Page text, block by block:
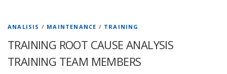
ANALISIS / MAINTENANCE / TRAINING
TRAINING ROOT CAUSE ANALYSIS
TRAINING TEAM MEMBERS